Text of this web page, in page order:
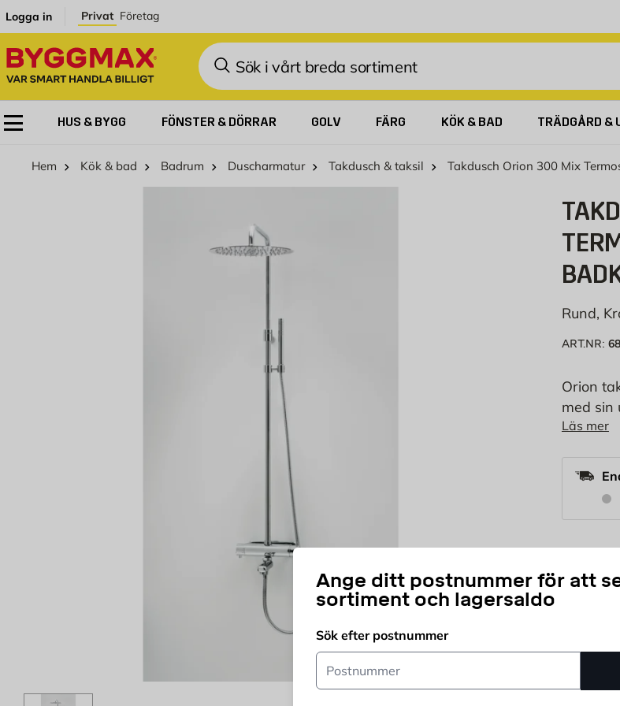
Logga in Privat Företag
Sök
Ange ditt postnummer för att
sortiment och lagersaldo
Sök efter postnummer
Postnummer
HUS & BYGG FÖNSTER & DÖRRAR GOLV FÄRG KÖK & BAD TRÄDGÅRD &
Hem Kök & bad Badrum Duscharmatur Takdusch & taksil Takdusch Orion 300 Mix
Rund,
ART.NR:
Orion
med sin
den en
eller
Läs mer